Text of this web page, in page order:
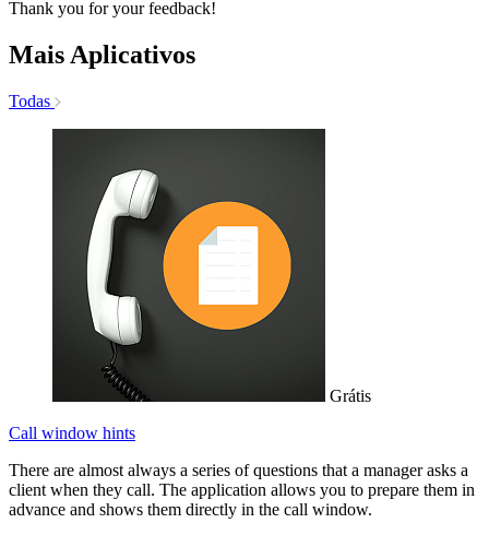
Thank you for your feedback!
Mais Aplicativos
Todas
Grátis
Call window hints
There are almost always a series of questions that a manager asks a
client when they call. The application allows you to prepare them in
advance and shows them directly in the call window.